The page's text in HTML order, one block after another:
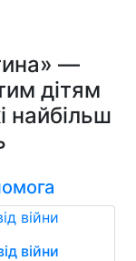
—
дітям
найбільш
війни